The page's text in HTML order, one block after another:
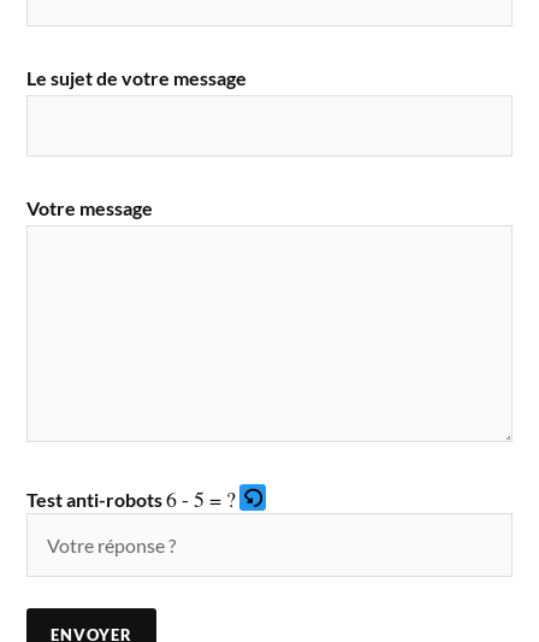
Le sujet de votre message
Votre message
Test anti-robots6 - 5 = ?